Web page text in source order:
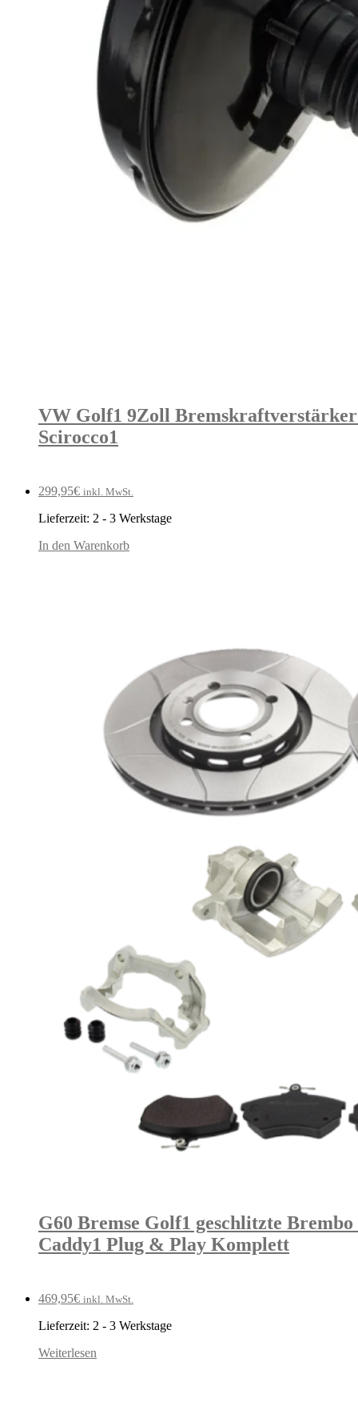
VW Golf1 9Zoll
Scirocco1
299,95€ inkl. MwSt.
Lieferzeit: 2 - 3 Werkstage
In den Warenkorb
G60 Bremse Golf1 geschlitzte
Caddy1 Plug & Play Komplett
469,95€ inkl. MwSt.
Lieferzeit: 2 - 3 Werkstage
Weiterlesen